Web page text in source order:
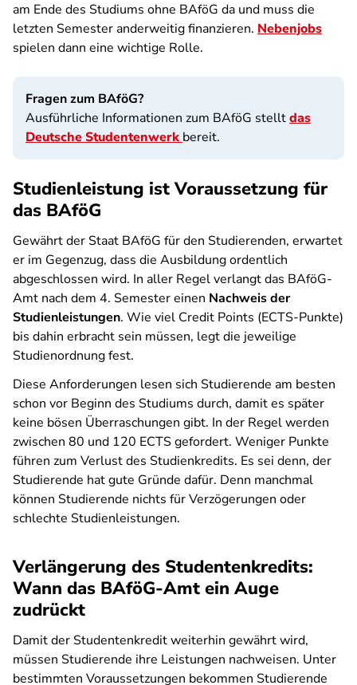
am Ende des Studiums ohne BAföG da und muss die
letzten Semester anderweitig finanzieren. Nebenjobs
spielen dann eine wichtige Rolle.
Fragen zum BAföG?
Ausführliche Informationen zum BAföG stelltdas
Deutsche Studentenwerk bereit.
Studienleistung ist Voraussetzung für
das BAföG
Gewährt der Staat BAföG für den Studierenden, erwartet
er im Gegenzug, dass die Ausbildung ordentlich
abgeschlossen wird. In aller Regel verlangt das BAföG-
Amt nach dem 4. Semester einen Nachweis der
Studienleistungen. Wie viel Credit Points (ECTS-Punkte)
bis dahin erbracht sein müssen, legt die jeweilige
Studienordnung fest.
Diese Anforderungen lesen sich Studierende am besten
schon vor Beginn des Studiums durch, damit es später
keine bösen Überraschungen gibt. In der Regel werden
zwischen 80 und 120 ECTS gefordert. Weniger Punkte
führen zum Verlust des Studienkredits. Es sei denn, der
Studierende hat gute Gründe dafür. Denn manchmal
können Studierende nichts für Verzögerungen oder
schlechte Studienleistungen.
Verlängerung des Studentenkredits:
Wann das BAföG-Amt ein Auge
zudrückt
Damit der Studentenkredit weiterhin gewährt wird,
müssen Studierende ihre Leistungen nachweisen. Unter
bestimmten Voraussetzungen bekommen Studierende